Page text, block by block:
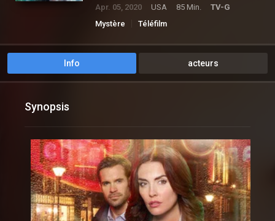
Apr. 05, 2020 USA 85 Min.
TV-G
Mystère
Téléfilm
Info acteurs
Synopsis